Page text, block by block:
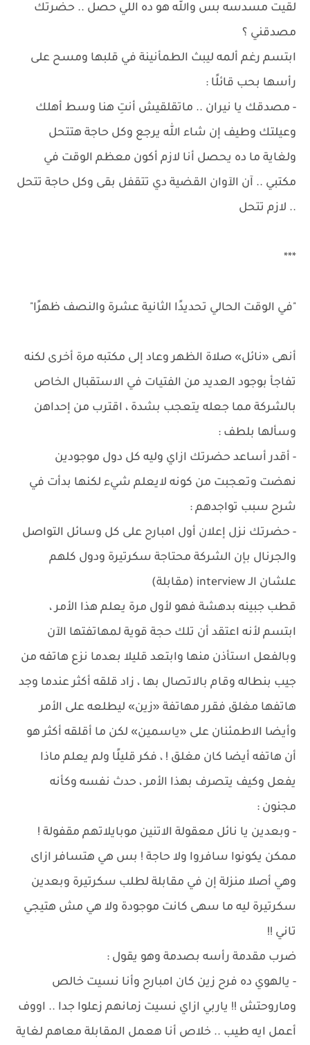
لقيت مسدسه بس والله هو ده اللي حصل .. حضرتك
مصدقني ؟
ابتسم رغم ألمه ليبث الطمأنينة في قلبها ومسح على
رأسها بحب قائلًا :
- مصدقك يا نيران .. ماتقلقيش أنتِ هنا وسط أهلك
وعيلتك وطيف إن شاء الله يرجع وكل حاجة هتتحل
ولغاية ما ده يحصل أنا لازم أكون معظم الوقت في
مكتبي .. آن الآوان القضية دي تتقفل بقى وكل حاجة تتحل
.. لازم تتحل
***
"في الوقت الحالي تحديدًا الثانية عشرة والنصف ظهرًا"
أنهى «نائل» صلاة الظهر وعاد إلى مكتبه مرة أخرى لكنه
تفاجأ بوجود العديد من الفتيات في الاستقبال الخاص
بالشركة مما جعله يتعجب بشدة ، اقترب من إحداهن
وسألها بلطف :
- أقدر أساعد حضرتك ازاي وليه كل دول موجودين
نهضت وتعجبت من كونه لايعلم شيء لكنها بدأت في
شرح سبب تواجدهم :
- حضرتك نزل إعلان أول امبارح على كل وسائل التواصل
والجرنال بإن الشركة محتاجة سكرتيرة ودول كلهم
علشان الـ interview (مقابلة)
قطب جبينه بدهشة فهو لأول مرة يعلم هذا الأمر ،
ابتسم لأنه اعتقد أن تلك حجة قوية لمهاتفتها الآن
وبالفعل استأذن منها وابتعد قليلا بعدما نزع هاتفه من
جيب بنطاله وقام بالاتصال بها ، زاد قلقه أكثر عندما وجد
هاتفها مغلق فقرر مهاتفة «زين» ليطلعه على الأمر
وأيضا الاطمئنان على «ياسمين» لكن ما أقلقه أكثر هو
أن هاتفه أيضا كان مغلق ! ، فكر قليلًا ولم يعلم ماذا
يفعل وكيف يتصرف بهذا الأمر ، حدث نفسه وكأنه
مجنون :
- وبعدين يا نائل معقولة الاتنين موبايلاتهم مقفولة !
ممكن يكونوا سافروا ولا حاجة ! بس هي هتسافر ازاى
وهي أصلا منزلة إن في مقابلة لطلب سكرتيرة وبعدين
سكرتيرة ليه ما سهى كانت موجودة ولا هي مش هتيجي
تاني !!
ضرب مقدمة رأسه بصدمة وهو يقول :
- يالهوي ده فرح زين كان امبارح وأنا نسيت خالص
وماروحتش !! ياربي ازاي نسيت زمانهم زعلوا جدا .. اووف
أعمل ايه طيب .. خلاص أنا هعمل المقابلة معاهم لغاية